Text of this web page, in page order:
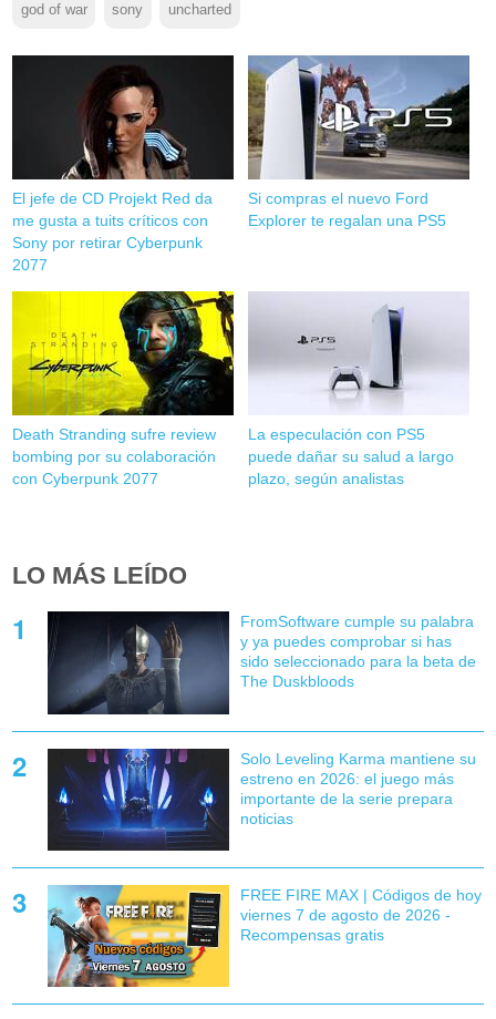
god of war sony uncharted
El jefe de CD Projekt Red da
me gusta a tuits críticos con
Sony por retirar Cyberpunk
2077
Si compras el nuevo Ford
Explorer te regalan una PS5
Death Stranding sufre review
bombing por su colaboración
con Cyberpunk 2077
La especulación con PS5
puede dañar su salud a largo
plazo, según analistas
LO MÁS LEÍDO
FromSoftware cumple su palabra
y ya puedes comprobar si has
sido seleccionado para la beta de
The Duskbloods
Solo Leveling Karma mantiene su
estreno en 2026: el juego más
importante de la serie prepara
noticias
FREE FIRE MAX | Códigos de hoy
viernes 7 de agosto de 2026 -
Recompensas gratis